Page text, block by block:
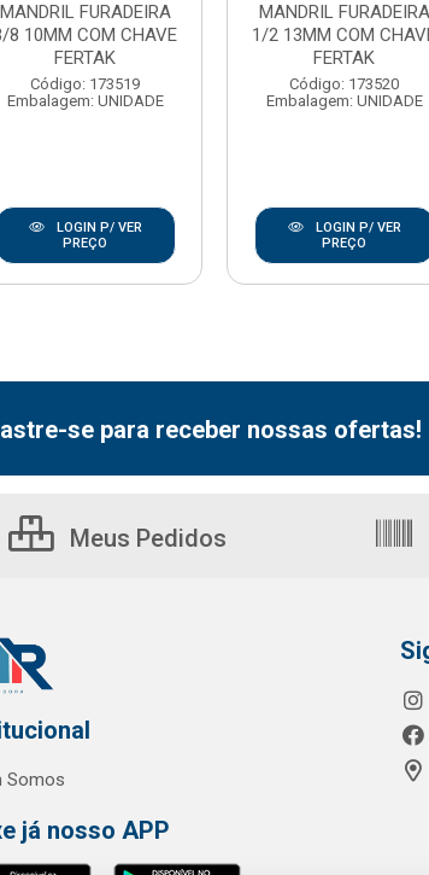
MANDRIL FURADEIRA
8 10MM COM CHAVE
FERTAK
Código: 173519
Embalagem: UNIDADE
LOGIN P/ VER
PREÇO
MANDRIL FURADEIRA
1/2 13MM COM
FERTAK
Código: 173520
Embalagem: UNIDADE
LOGIN P/ VER
PREÇO
se para receber nossas ofertas!
Meus Pedidos
Somos
já nosso APP